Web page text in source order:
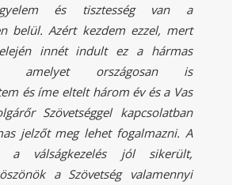
és tisztesség van a
belül. Azért kezdem ezzel, mert
innét indult ez a hármas
amelyet országosan is
és íme eltelt három év és a Vas
Szövetséggel kapcsolatban
jelzőt meg lehet fogalmazni. A
a válságkezelés jól sikerült,
a Szövetség valamennyi